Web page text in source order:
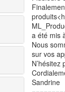
a été mis
Nous
sur vos
Sandrine